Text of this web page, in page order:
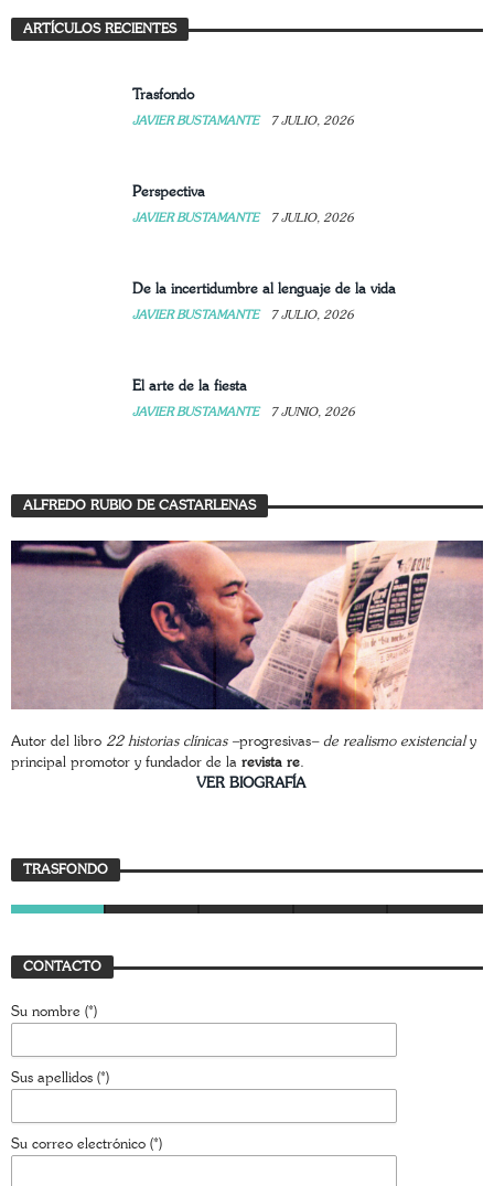
ARTÍCULOS RECIENTES
JAVIER BUSTAMANTE 7 JULIO, 2026
Trasfondo
JAVIER BUSTAMANTE 7 JULIO, 2026
Perspectiva
JAVIER BUSTAMANTE 7 JULIO, 2026
De la incertidumbre al lenguaje de la vida
JAVIER BUSTAMANTE 7 JULIO, 2026
El arte de la fiesta
JAVIER BUSTAMANTE 7 JUNIO, 2026
ALFREDO RUBIO DE CASTARLENAS
Autor del libro 22 historias clínicas –progresivas– de realismo existencialy
principal promotor y fundador de la revista re.
VER BIOGRAFÍA
TRASFONDO
JAVIER BUSTAMANTE
CONTACTO
Su nombre (*)
Sus apellidos (*)
Su correo electrónico (*)